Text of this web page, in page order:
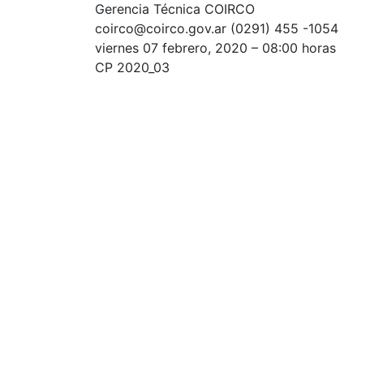
Gerencia Técnica COIRCO
coirco@coirco.gov.ar (0291) 455 -1054
viernes 07 febrero, 2020 – 08:00 horas
CP 2020_03